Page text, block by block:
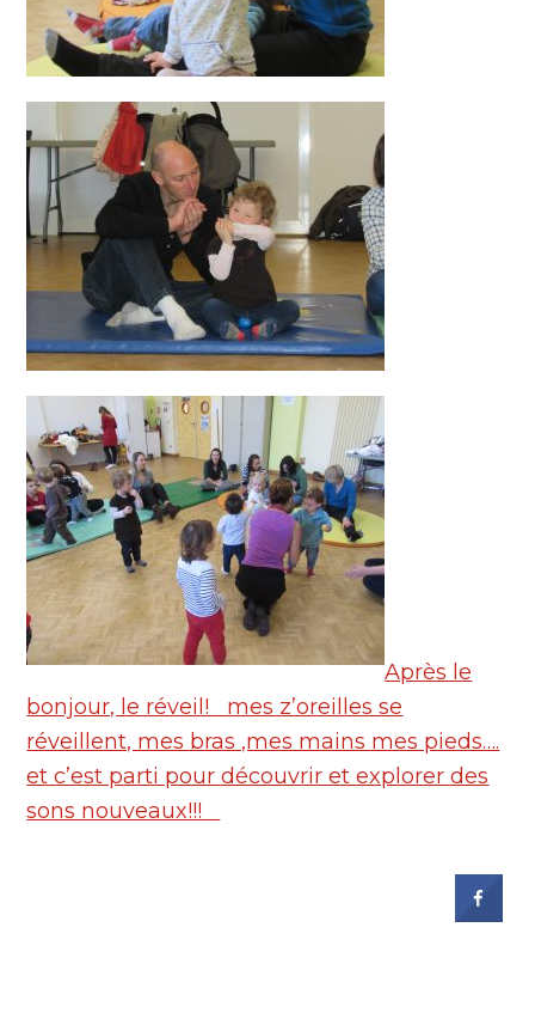
Après le
bonjour, le réveil! mes z’oreilles se
réveillent, mes bras ,mes mains mes pieds….
et c’est parti pour découvrir et explorer des
sons nouveaux!!!